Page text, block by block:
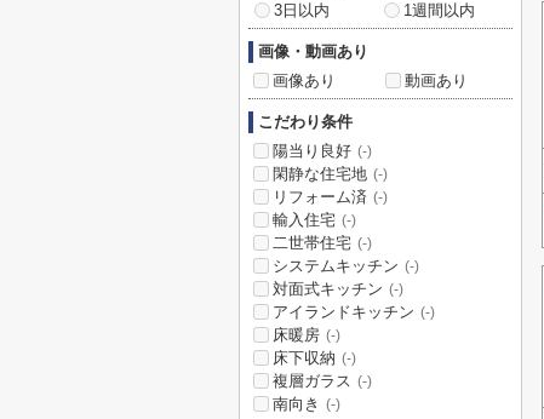
3日以内
1週間以内
画像・動画あり
画像あり
動画あり
こだわり条件
陽当り良好 (-)
閑静な住宅地 (-)
リフォーム済 (-)
輸入住宅 (-)
二世帯住宅 (-)
システムキッチン (-)
対面式キッチン (-)
アイランドキッチン (-)
床暖房 (-)
床下収納 (-)
複層ガラス (-)
南向き (-)